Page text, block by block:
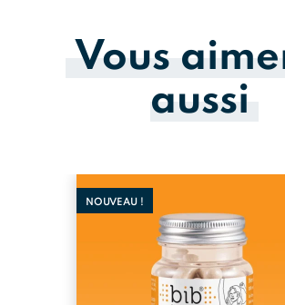
Vous
aussi
NOUVEAU !